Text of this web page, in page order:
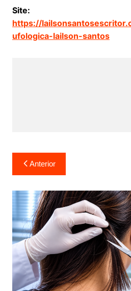
Site:
https://lailsonsantosescritor.
ufologica-lailson-santos
Navegação
de
Post
Anterior